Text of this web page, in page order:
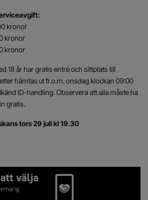
18 år har gratis entré och sittplats till
hämtas ut fr.o.m. onsdag klockan 09:00
ID-handling. Observera att alla måste ha
gratis.
tors 29 juli kl 19.30